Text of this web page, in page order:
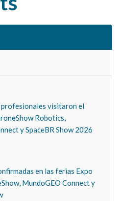
profesionales visitaron el
Robotics,
y SpaceBR Show 2026
en las ferias Expo
MundoGEO Connect y